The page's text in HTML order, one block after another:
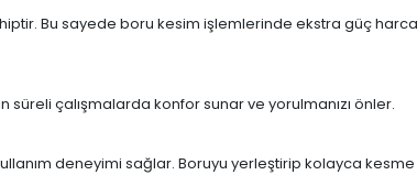
Bu sayede boru kesim işlemlerinde ekstra güç
süreli çalışmalarda konfor sunar ve yorulmanızı önler.
deneyimi sağlar. Boruyu yerleştirip kolayca